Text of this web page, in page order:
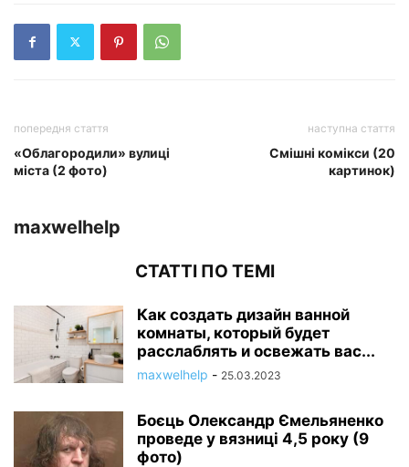
попередня стаття
«Облагородили» вулиці
міста (2 фото)
наступна стаття
Смішні комікси (20
картинок)
maxwelhelp
СТАТТІ ПО ТЕМІ
Как создать дизайн ванной
комнаты, который будет
расслаблять и освежать вас...
maxwelhelp - 25.03.2023
Боєць Олександр Ємельяненко
проведе у вязниці 4,5 року (9
фото)